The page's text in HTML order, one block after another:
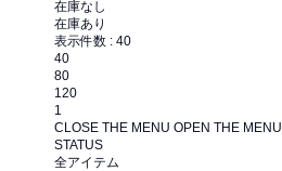
在庫なし
在庫あり
表示件数 : 40
40
80
120
1
CLOSE THE MENU OPEN THE MENU
STATUS
全アイテム